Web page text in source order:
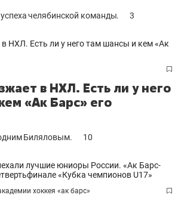
челябинской команды. 3
в НХЛ. Есть ли у него
«Ак Барс» его
Биляловым. 10
хоккея «ак барс»